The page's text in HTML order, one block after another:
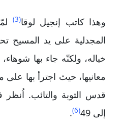
وهذا كاتب إنجيل لوقا(3)
المجدلية على يد المسيح
خياله، ولكنّه جاء بها
معانيها، حيث اجترأ بها على
إلى 49
(6)
.